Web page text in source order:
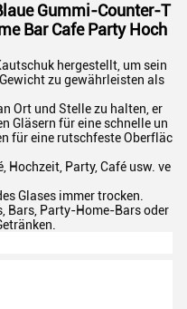
Gummi-Counter-T
Bar Cafe Party Hoch
hergestellt, um sein
zu gewährleisten als
Ort und Stelle zu halten, er
Gläsern für eine schnelle un
für eine rutschfeste Oberfläc
Hochzeit, Party, Café usw. ve
Glases immer trocken.
Bars, Party-Home-Bars oder